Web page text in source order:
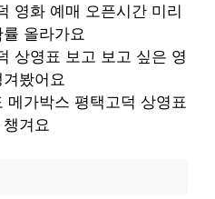
영화 예매 오픈시간 미리
올라가요
상영표 보고 보고 싶은 영
봤어요
메가박스 평택고덕 상영표
겨요